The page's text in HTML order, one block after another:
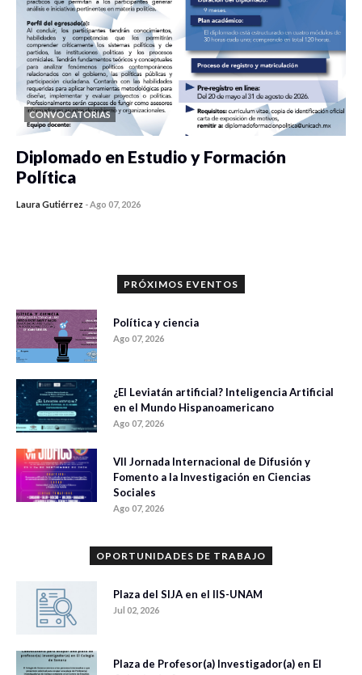
CONVOCATORIAS
Diplomado en Estudio y Formación
Política
Laura Gutiérrez -Ago 07, 2026
PRÓXIMOS EVENTOS
Política y ciencia
Ago 07, 2026
¿El Leviatán artificial? Inteligencia Artificial
en el Mundo Hispanoamericano
Ago 07, 2026
VII Jornada Internacional de Difusión y
Fomento a la Investigación en Ciencias
Sociales
Ago 07, 2026
OPORTUNIDADES DE TRABAJO
Plaza del SIJA en el IIS-UNAM
Jul 02, 2026
Plaza de Profesor(a) Investigador(a) en El